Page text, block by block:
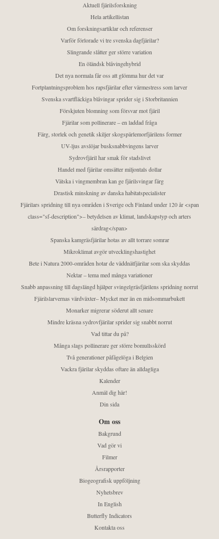
Aktuell fjärilsforskning
Hela artikellistan
Om forskningsartiklar och referenser
Varför förlorade vi tre svenska dagfjärilar?
Slingrande slåtter ger större variation
En öländsk blåvingehybrid
Det nya normala får oss att glömma hur det var
Fortplantningsproblem hos rapsfjärilar efter värmestress som larver
Svenska svartfläckiga blåvingar sprider sig i Storbritannien
Förskjuten blomning som försvar mot fjäril
Fjärilar som pollinerare – en laddad fråga
Färg, storlek och genetik skiljer skogspärlemorfjärilens former
UV-ljus avslöjar busksnabbvingens larver
Sydrovfjäril har smak för stadslivet
Handel med fjärilar omsätter miljontals dollar
Vätska i vingmembran kan ge fjärilsvingar färg
Drastisk minskning av danska habitatspecialister
Fjärilars spridning till nya områden i Sverige och Finland under 120 år <span
class="sf-description">– betydelsen av klimat, landskapstyp och arters
särdrag</span>
Spanska kamgräsfjärilar hotas av allt torrare somrar
Mikroklimat avgör utvecklingshastighet
Bete i Natura 2000-områden hotar de väddnätfjärilar som ska skyddas
Nektar – tema med många variationer
Snabb anpassning till dagslängd hjälper svingelgräsfjärilens spridning norrut
Fjärilslarvernas värdväxter– Mycket mer än en midsommarbukett
Monarker migrerar söderut allt senare
Mindre kräsna sydrovfjärilar sprider sig snabbt norrut
Vad tittar du på?
Många slags pollinerare ger större bomullsskörd
Två generationer påfågelöga i Belgien
Vackra fjärilar skyddas oftare än alldagliga
Kalender
Anmäl dig här!
Din sida
Om oss
Bakgrund
Vad gör vi
Filmer
Årsrapporter
Biogeografisk uppföljning
Nyhetsbrev
In English
Butterfly Indicators
Kontakta oss